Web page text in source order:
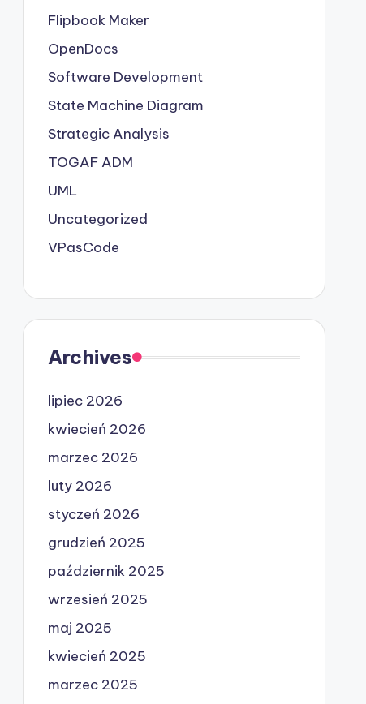
Flipbook Maker
OpenDocs
Software Development
State Machine Diagram
Strategic Analysis
TOGAF ADM
UML
Uncategorized
VPasCode
Archives
lipiec 2026
kwiecień 2026
marzec 2026
luty 2026
styczeń 2026
grudzień 2025
październik 2025
wrzesień 2025
maj 2025
kwiecień 2025
marzec 2025